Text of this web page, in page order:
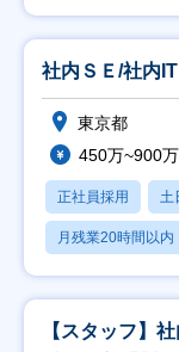
社内ＳＥ/社内
東京都
450万~900万
正社員採用 土
月残業20時間以内
【スタッフ】